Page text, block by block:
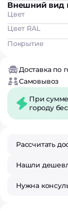
Внешний вид
Цвет
Цвет RAL
Покрытие
Доставка по
Самовывоз
При
городу
Рассчитать
Нашли
Нужна